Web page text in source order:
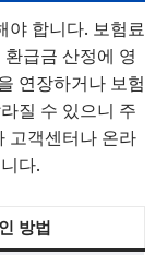
야 합니다. 보험료
급금 산정에 영
연장하거나 보험
질 수 있으니 주
고객센터나 온라
다.
방법